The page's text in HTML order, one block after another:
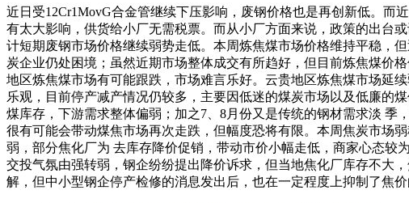
近日受12Cr1MovG合金管继续下压影响，废钢价格也是再创新低。而
有太大影响，供货给小厂无需税票。而从小厂方面来说，政策的出台
计短期废钢市场价格继续弱势走低。本周炼焦煤市场价格维持平稳，
炭企业仍处困境；虽然近期市场整体成交有所趋好，但目前炼焦煤价
地区炼焦煤市场有可能跟跌，市场难言乐好。云贵地区炼焦煤市场延
乐观，目前停产减产情况仍较多，主要因低迷的煤炭市场以及低廉的
煤库存，下游需求整体偏弱；加之7、8月份又是传统的钢材需求淡 季
很有可能会带动煤焦市场再次走跌，但幅度恐将有限。本周焦炭市场
弱，部分焦化厂为 去库存降价促销，带动市价小幅走低，商家心态较
交投气氛由强转弱，钢企纷纷提出降价诉求，但当地焦化厂库存不大
解，但中小型钢企停产检修的消息发出后，也在一定程度上抑制了焦